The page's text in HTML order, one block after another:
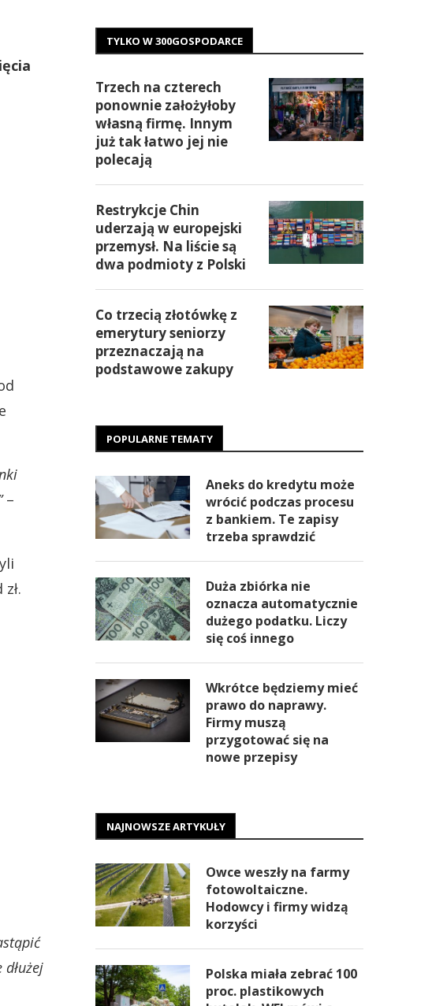
–
TYLKO W 300GOSPODARCE
Trzech na czterech
ponownie założyłoby
własną firmę. Innym
już tak łatwo jej nie
polecają
Restrykcje Chin
uderzają w europejski
przemysł. Na liście są
dwa podmioty z Polski
Co trzecią złotówkę z
emerytury seniorzy
przeznaczają na
podstawowe zakupy
POPULARNE TEMATY
Aneks do kredytu może
wrócić podczas procesu
z bankiem. Te zapisy
trzeba sprawdzić
Duża zbiórka nie
oznacza automatycznie
dużego podatku. Liczy
się coś innego
Wkrótce będziemy mieć
prawo do naprawy.
Firmy muszą
przygotować się na
nowe przepisy
NAJNOWSZE ARTYKUŁY
Owce weszły na farmy
fotowoltaiczne.
Hodowcy i firmy widzą
korzyści
Polska miała zebrać 100
proc. plastikowych